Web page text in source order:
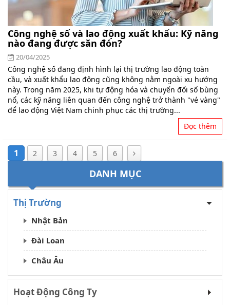
Công nghệ số và lao động xuất khẩu: Kỹ năng
nào đang được săn đón?
20/04/2025
Công nghệ số đang định hình lại thị trường lao động toàn
cầu, và xuất khẩu lao động cũng không nằm ngoài xu hướng
này. Trong năm 2025, khi tự động hóa và chuyển đổi số bùng
nổ, các kỹ năng liên quan đến công nghệ trở thành "vé vàng"
để lao động Việt Nam chinh phục các thị trường...
Đọc thêm
1 2 3 4 5 6
DANH MỤC
Thị Trường
Nhật Bản
Đài Loan
Châu Âu
Hoạt Động Công Ty